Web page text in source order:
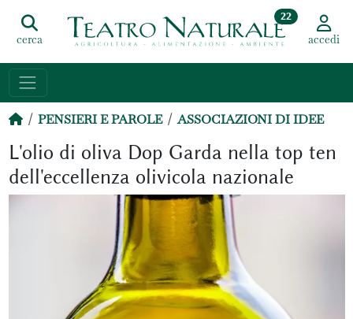
cerca
22
accedi
PENSIERI E PAROLE ASSOCIAZIONI DI IDEE
L'olio di oliva Dop Garda nella top ten
dell'eccellenza olivicola nazionale